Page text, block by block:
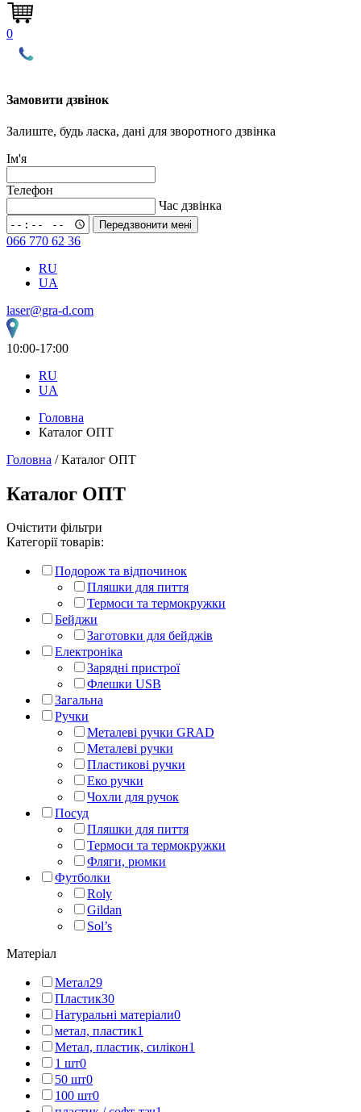
0
Замовити дзвінок
Залиште, будь ласка, дані для зворотного дзвінка
Ім'я
Телефон
Час дзвінка
Передзвонити мені
066 770 62 36
RU
UA
laser@gra-d.com
10:00-17:00
RU
UA
Головна
Каталог ОПТ
Головна / Каталог ОПТ
Каталог ОПТ
Очістити фільтри
Категорії товарів:
Подорож та відпочинок
Пляшки для пиття
Термоси та термокружки
Бейджи
Заготовки для бейджів
Електроніка
Зарядні пристрої
Флешки USB
Загальна
Ручки
Металеві ручки GRAD
Металеві ручки
Пластикові ручки
Еко ручки
Чохли для ручок
Посуд
Пляшки для пиття
Термоси та термокружки
Фляги, рюмки
Футболки
Roly
Gildan
Sol’s
Матеріал
Метал29
Пластик30
Натуральні матеріали0
метал, пластик1
Метал, пластик, силікон1
1 шт0
50 шт0
100 шт0